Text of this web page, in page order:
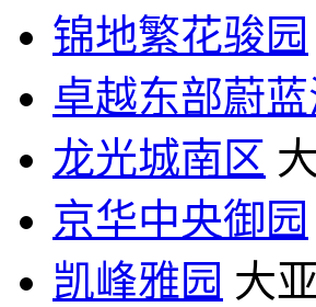
锦地繁花骏园
卓越东部蔚
龙光城南区
京华中央御园
凯峰雅园 大